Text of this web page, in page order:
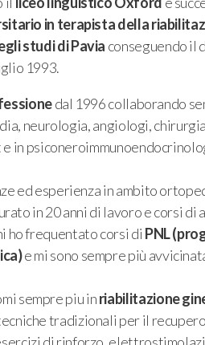
in terapista della
studi di Pavia conseguendo il
1993.
dal 1996 collaborando
neurologia, angiologi,
in
ed esperienza in ambito
in 20 anni di lavoro e corsi di
ho frequentato corsi di PNL
e mi sono sempre più
sempre piu inriabilitazione
tradizionali per il